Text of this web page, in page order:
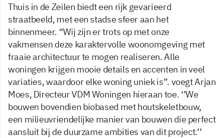
Thuis in de Zeilen biedt een rijk gevarieerd
straatbeeld, met een stadse sfeer aan het
binnenmeer. “Wij zijn er trots op met onze
vakmensen deze karaktervolle woonomgeving met
fraaie architectuur te mogen realiseren. Alle
woningen krijgen mooie details en accenten in veel
variaties, waardoor elke woning uniek is”. voegt Arjan
Moes, Directeur VDM Woningen hieraan toe. ‘’We
bouwen bovendien biobased met houtskeletbouw,
een milieuvriendelijke manier van bouwen die perfect
aansluit bij de duurzame ambities van dit project.’’